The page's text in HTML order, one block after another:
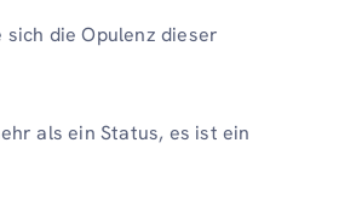
sich die Opulenz dieser
als ein Status, es ist ein